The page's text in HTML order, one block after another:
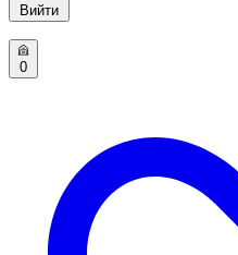
Вийти
0